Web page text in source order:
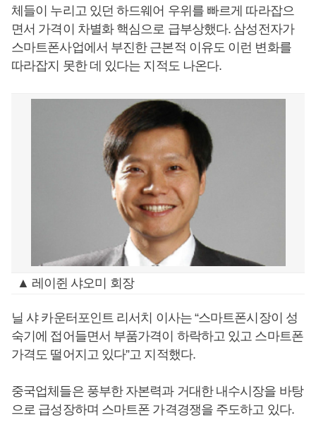
체들이 누리고 있던 하드웨어 우위를 빠르게 따라잡으
면서 가격이 차별화 핵심으로 급부상했다. 삼성전자가
스마트폰사업에서 부진한 근본적 이유도 이런 변화를
따라잡지 못한 데 있다는 지적도 나온다.
▲ 레이쥔 샤오미 회장
닐 샤 카운터포인트 리서치 이사는 “스마트폰시장이 성
숙기에 접어들면서 부품가격이 하락하고 있고 스마트폰
가격도 떨어지고 있다”고 지적했다.
중국업체들은 풍부한 자본력과 거대한 내수시장을 바탕
으로 급성장하며 스마트폰 가격경쟁을 주도하고 있다.